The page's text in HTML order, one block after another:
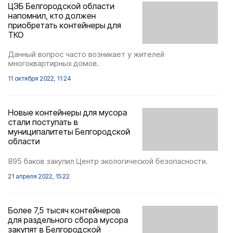
ЦЭБ Белгородской области
напомнил, кто должен
приобретать контейнеры для
ТКО
Данный вопрос часто возникает у жителей
многоквартирных домов.
11 октября 2022, 11:24
Новые контейнеры для мусора
стали поступать в
муниципалитеты Белгородской
области
895 баков закупил Центр экологической безопасности.
21 апреля 2022, 15:22
Более 7,5 тысяч контейнеров
для раздельного сбора мусора
закупят в Белгородской